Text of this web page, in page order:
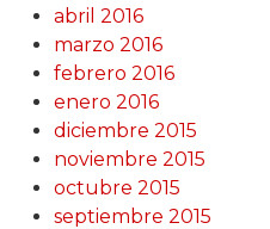
abril 2016
marzo 2016
febrero 2016
enero 2016
diciembre 2015
noviembre 2015
octubre 2015
septiembre 2015